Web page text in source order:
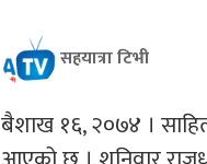
सहयात्रा टिभी
बैशाख १६, २०७४ ।